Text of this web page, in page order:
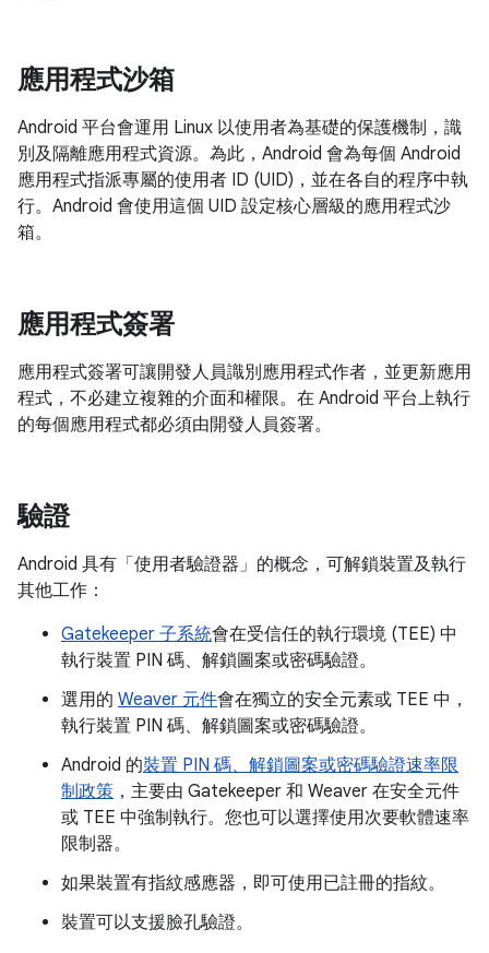
應用程式沙箱
Android 平台會運用 Linux 以使用者為基礎的保護機制，識
別及隔離應用程式資源。為此，Android 會為每個 Android
應用程式指派專屬的使用者 ID (UID)，並在各自的程序中執
行。Android 會使用這個 UID 設定核心層級的應用程式沙
箱。
應用程式簽署
應用程式簽署可讓開發人員識別應用程式作者，並更新應用
程式，不必建立複雜的介面和權限。在 Android 平台上執行
的每個應用程式都必須由開發人員簽署。
驗證
Android 具有「使用者驗證器」 的概念，可解鎖裝置及執行
其他工作：
Gatekeeper 子系統會在受信任的執行環境 (TEE) 中
執行裝置 PIN 碼、解鎖圖案或密碼驗證。
選用的 Weaver 元件會在獨立的安全元素或 TEE 中，
執行裝置 PIN 碼、解鎖圖案或密碼驗證。
Android 的裝置 PIN 碼、解鎖圖案或密碼驗證速率限
制政策 ，主要由 Gatekeeper 和 Weaver 在安全元件
或 TEE 中強制執行。您也可以選擇使用次要軟體速率
限制器。
如果裝置有指紋感應器，即可使用已註冊的指紋。
裝置可以支援臉孔驗證。